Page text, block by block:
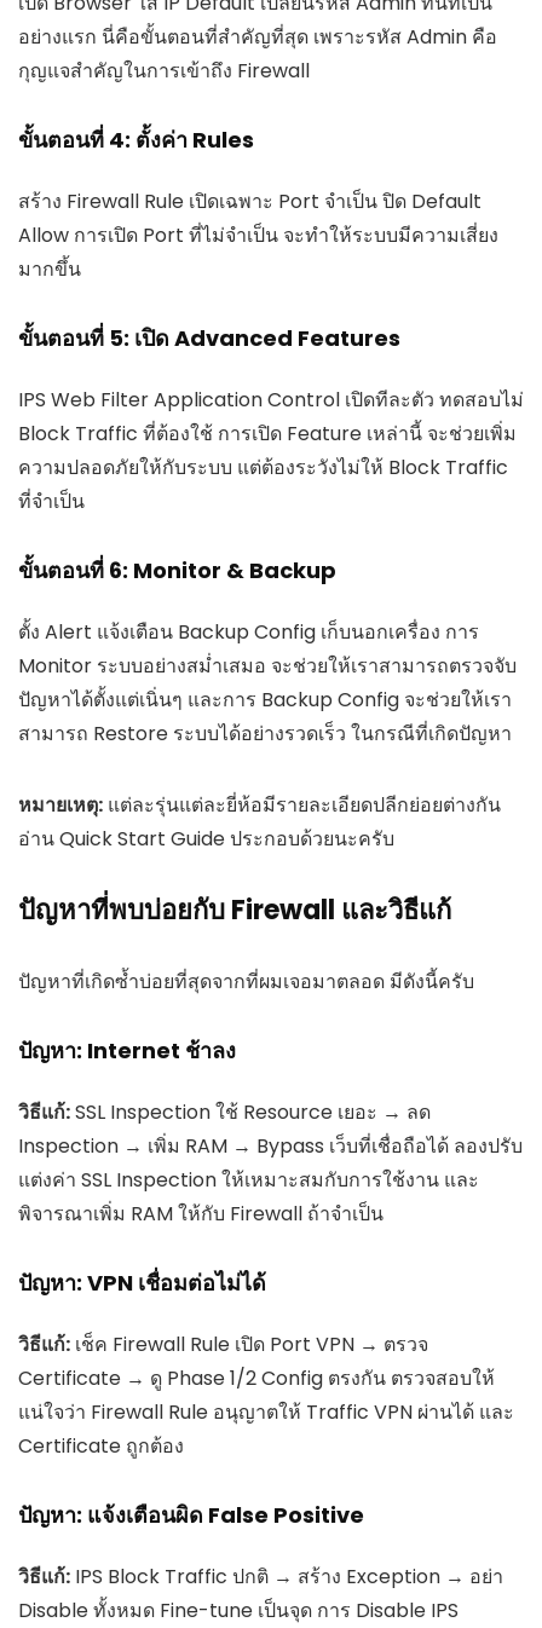
อย่างแรก นี่คือขั้นตอนที่สำคัญที่สุด เพราะรหัส Admin คือ
กุญแจสำคัญในการเข้าถึง Firewall
ขั้นตอนที่ 4: ตั้งค่า Rules
สร้าง Firewall Rule เปิดเฉพาะ Port จำเป็น ปิด Default
Allow การเปิด Port ที่ไม่จำเป็น จะทำให้ระบบมีความเสี่ยง
มากขึ้น
ขั้นตอนที่ 5: เปิด Advanced Features
IPS Web Filter Application Control เปิดทีละตัว ทดสอบไม่
Block Traffic ที่ต้องใช้ การเปิด Feature เหล่านี้ จะช่วยเพิ่ม
ความปลอดภัยให้กับระบบ แต่ต้องระวังไม่ให้ Block Traffic
ที่จำเป็น
ขั้นตอนที่ 6: Monitor & Backup
ตั้ง Alert แจ้งเตือน Backup Config เก็บนอกเครื่อง การ
Monitor ระบบอย่างสม่ำเสมอ จะช่วยให้เราสามารถตรวจจับ
ปัญหาได้ตั้งแต่เนิ่นๆ และการ Backup Config จะช่วยให้เรา
สามารถ Restore ระบบได้อย่างรวดเร็ว ในกรณีที่เกิดปัญหา
หมายเหตุ: แต่ละรุ่นแต่ละยี่ห้อมีรายละเอียดปลีกย่อยต่างกัน
อ่าน Quick Start Guide ประกอบด้วยนะครับ
ปัญหาที่พบบ่อยกับ Firewall และวิธีแก้
ปัญหาที่เกิดซ้ำบ่อยที่สุดจากที่ผมเจอมาตลอด มีดังนี้ครับ
ปัญหา: Internet ช้าลง
วิธีแก้:SSL Inspection ใช้ Resource เยอะ → ลด
Inspection → เพิ่ม RAM → Bypass เว็บที่เชื่อถือได้ ลองปรับ
แต่งค่า SSL Inspection ให้เหมาะสมกับการใช้งาน และ
พิจารณาเพิ่ม RAM ให้กับ Firewall ถ้าจำเป็น
ปัญหา: VPN เชื่อมต่อไม่ได้
วิธีแก้: เช็ค Firewall Rule เปิด Port VPN → ตรวจ
Certificate → ดู Phase 1/2 Config ตรงกัน ตรวจสอบให้
แน่ใจว่า Firewall Rule อนุญาตให้ Traffic VPN ผ่านได้ และ
Certificate ถูกต้อง
ปัญหา: แจ้งเตือนผิด False Positive
วิธีแก้: IPS Block Traffic ปกติ → สร้าง Exception → อย่า
Disable ทั้งหมด Fine-tune เป็นจุด การ Disable IPS